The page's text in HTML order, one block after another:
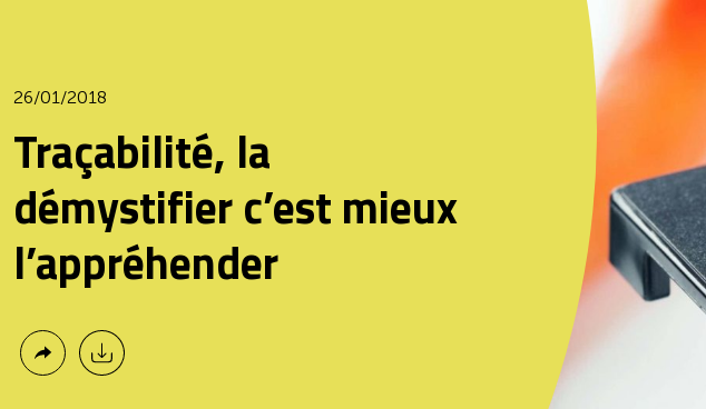
26/01/2018
Traçabilité, la
démystifier c’est mieux
l’appréhender